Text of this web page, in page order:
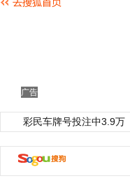
广告
彩民车牌号投注中3.9万